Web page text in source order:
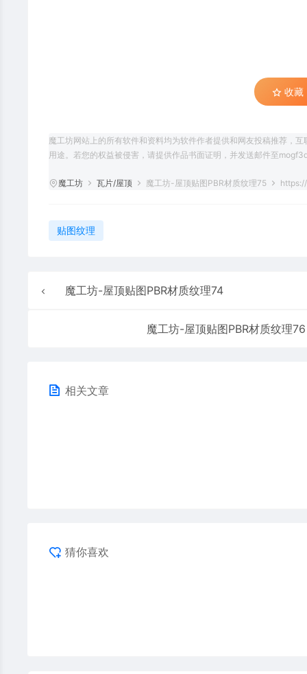
收藏
魔工坊网站上的所有软件和资料均为软件作者提供和网友投稿推荐，
用途。若您的权益被侵害，请提供作品书面证明，并发送邮件至
魔工坊 瓦片/屋顶 魔工坊-屋顶贴图PBR材质纹理75
贴图纹理
魔工坊-屋顶贴图PBR材质纹理74
魔工坊-屋顶贴图PBR材质纹理76
相关文章
猜你喜欢